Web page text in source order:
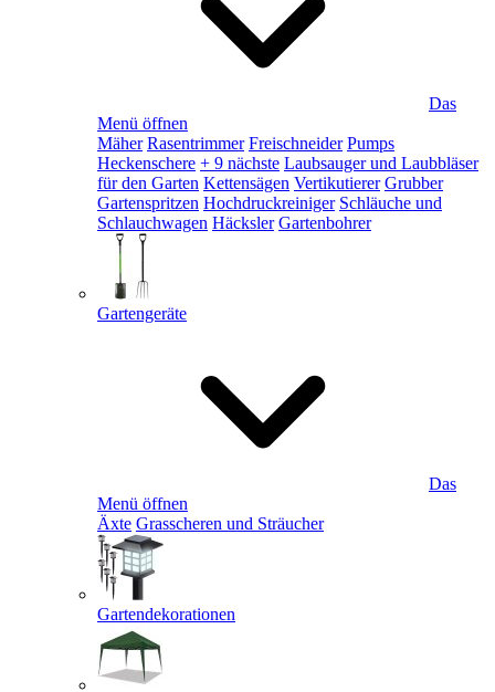
Das
Menü öffnen
Mäher Rasentrimmer Freischneider Pumps
Heckenschere + 9 nächste Laubsauger und Laubbläser
für den Garten Kettensägen Vertikutierer Grubber
Gartenspritzen Hochdruckreiniger Schläuche und
Schlauchwagen Häcksler Gartenbohrer
Gartengeräte
Das
Menü öffnen
Äxte Grasscheren und Sträucher
Gartendekorationen